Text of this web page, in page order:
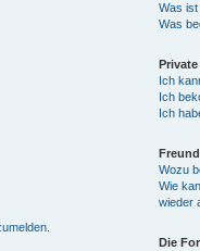
Was
Was
Ich
Ich
Ich
Wozu
Wie
wieder
Die